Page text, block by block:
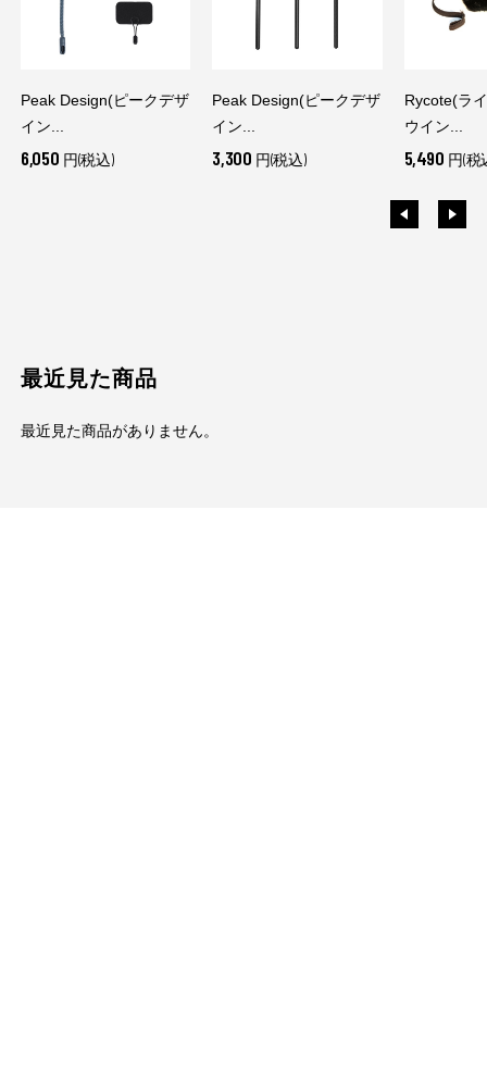
Peak Design(ピークデザ
イン...
6,050 円(税込)
Peak Design(ピークデザ
イン...
3,300 円(税込)
Rycote(ラ
ウイン...
5,490 円(税
最近見た商品
最近見た商品がありません。